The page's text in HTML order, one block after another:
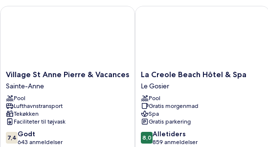
Village
St
Anne
Pierre
&
Vacances
Sainte-
Anne
Village St Anne Pierre & Vacances
Sainte-Anne
Pool
Lufthavnstransport
Tekøkken
Faciliteter til tøjvask
7.4
ud
7,4 Godt
643 anmeldelser
Village St Anne Pierre & Vacances
La
Creole
Beach
Hôtel
&
Spa
Le
Gosier
La Creole Beach Hôtel & Spa
Le Gosier
Pool
Gratis morgenmad
Spa
Gratis parkering
8.0
ud
8,0 Alletiders
859 anmeldelser
La Creole Beach Hôtel & Spa